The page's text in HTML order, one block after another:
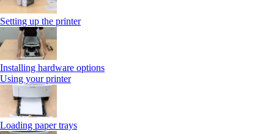
Setting up the printer
Installing hardware options
Using your printer
Loading paper trays